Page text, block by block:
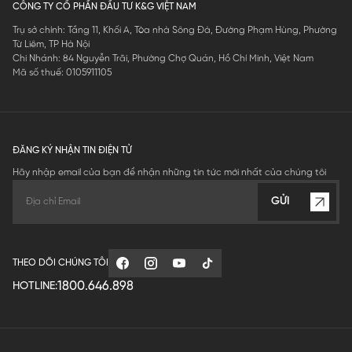
CÔNG TY CỔ PHẦN ĐẦU TƯ K&G VIỆT NAM
Trụ sở chính: Tầng 11, Khối A, Tòa nhà Sông Đà, Đường Phạm Hùng, Phường
Từ Liêm, TP Hà Nội
Chi Nhánh: 84 Nguyễn Trãi, Phường Chợ Quán, Hồ Chí Minh, Việt Nam
Mã số thuế: 0105911105
ĐĂNG KÝ NHẬN TIN ĐIỆN TỬ
Hãy nhập email của bạn để nhận những tin tức mới nhất của chúng tôi
GỬI
THEO DÕI CHÚNG TÔI
HOTLINE:1800.646.898